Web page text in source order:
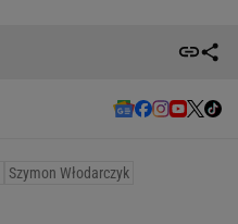
Szymon Włodarczyk